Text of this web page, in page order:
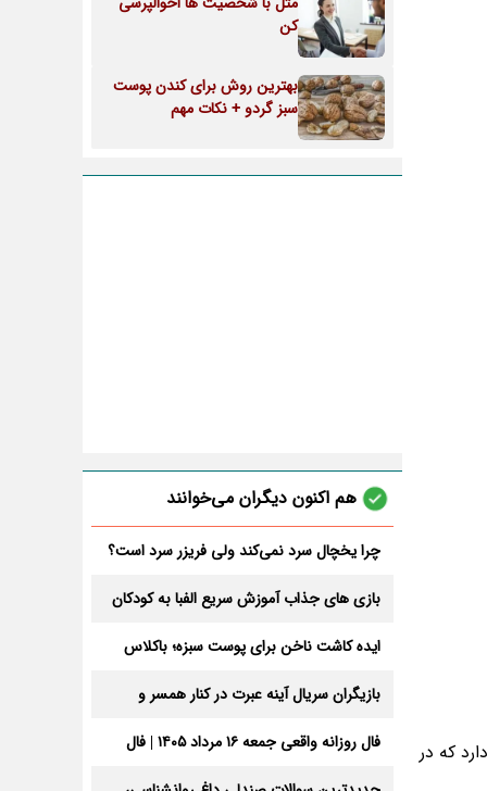
فراوانی دارد که در
کن
بهترین روش برای کندن پوست
سبز گردو + نکات مهم
هم اکنون دیگران می‌خوانند
چرا یخچال سرد نمی‌کند ولی فریزر سرد است؟
بازی های جذاب آموزش سریع الفبا به کودکان
ایده کاشت ناخن برای پوست سبزه؛ باکلاس
بازیگران سریال آینه عبرت در کنار همسر و
فال روزانه واقعی جمعه ۱۶ مرداد ۱۴۰۵ | فال